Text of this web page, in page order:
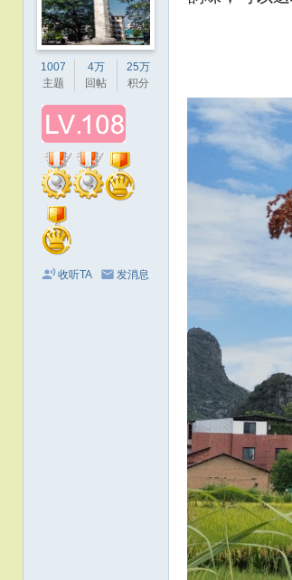
1007
主题
4万
回帖
25万
积分
收听TA 发消息